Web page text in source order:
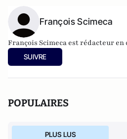
François Scimeca
François Scimeca est rédacteur en
SUIVRE
POPULAIRES
PLUS LUS